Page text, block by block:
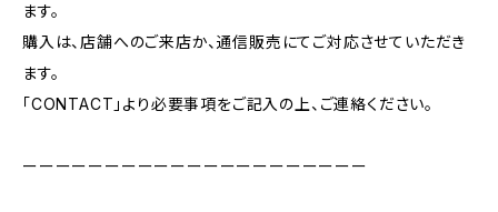
ます。
購入は、店舗へのご来店か、通信販売にてご対応させていただき
ます。
「CONTACT」より必要事項をご記入の上、ご連絡ください。
ーーーーーーーーーーーーーーーーーーーーー